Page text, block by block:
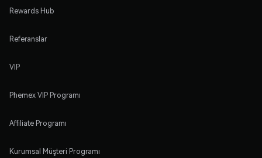
Rewards Hub
Referanslar
VIP
Phemex VIP Programı
Affiliate Programı
Kurumsal Müşteri Programı